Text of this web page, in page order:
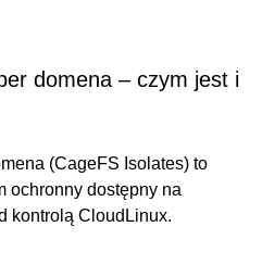
domena – czym jest i
(CageFS Isolates) to
ochronny dostępny na
kontrolą CloudLinux.